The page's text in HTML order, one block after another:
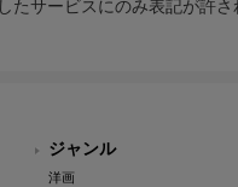
たサービスにのみ表記が許さ
ジャンル
洋画